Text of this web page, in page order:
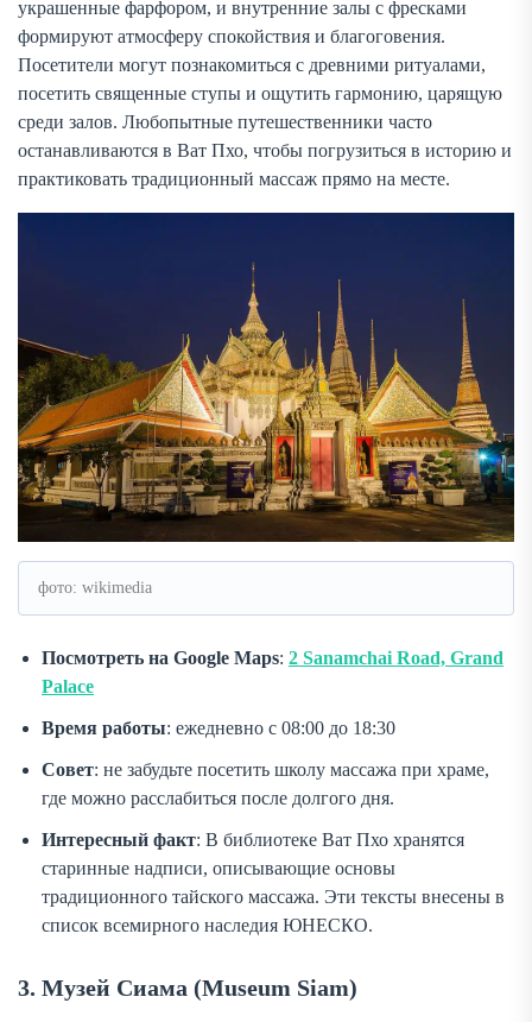
украшенные фарфором, и внутренние залы с фресками
формируют атмосферу спокойствия и благоговения.
Посетители могут познакомиться с древними ритуалами,
посетить священные ступы и ощутить гармонию, царящую
среди залов. Любопытные путешественники часто
останавливаются в Ват Пхо, чтобы погрузиться в историю и
практиковать традиционный массаж прямо на месте.
фото: wikimedia
Посмотреть на Google Maps: 2 Sanamchai Road, Grand
Palace
Время работы: ежедневно с 08:00 до 18:30
Совет: не забудьте посетить школу массажа при храме,
где можно расслабиться после долгого дня.
Интересный факт: В библиотеке Ват Пхо хранятся
старинные надписи, описывающие основы
традиционного тайского массажа. Эти тексты внесены в
список всемирного наследия ЮНЕСКО.
3. Музей Сиама (Museum Siam)